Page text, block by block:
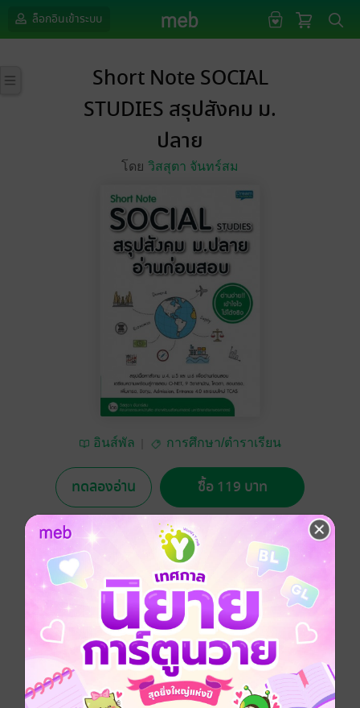
ล็อกอินเข้าระบบ
Short Note SOCIAL
STUDIES สรุปสังคม ม.
ปลาย
โดย วิสสุตา จันทร์สม
อินส์พัล การศึกษา/ตำราเรียน
ทดลองอ่าน ซื้อ 119 บาท
No Rating
อยากได้ ซื้อเป็นของขวัญ ติดตาม แชร์
สรุปย่อเนื้อหาสำคัญวิชาสังคมศึกษา สำหรับน้องๆ ชั้น
มัธยมศึกษาตอนปลาย ตรงประเด็น เล่มเดียวจบ อ่าน
เข้าใจง่ายด้วยตารางสรุปและรูปภาพประกอบ เหมาะอย่าง